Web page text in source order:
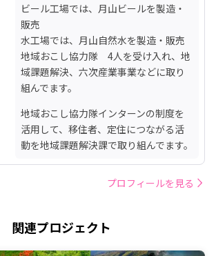
ビール工場では、月山ビールを製造・
販売
水工場では、月山自然水を製造・販売
地域おこし協力隊　4人を受け入れ、地
域課題解決、六次産業事業などに取り
組んでます。
地域おこし協力隊インターンの制度を
活用して、移住者、定住につながる活
動を地域課題解決課で取り組んでます。
プロフィールを見る
関連プロジェクト